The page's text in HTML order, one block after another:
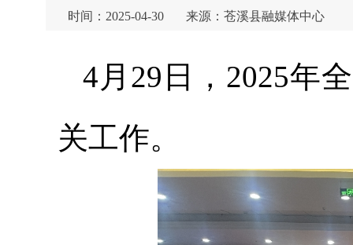
时间：2025-04-30 来源：苍溪县融媒体中心
4月29日，2025年
关工作。